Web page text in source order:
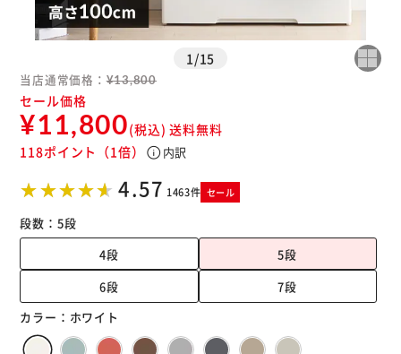
1 /15
当店通常価格：¥13,800
セール価格
¥11,800(税込) 送料無料
118ポイント （1倍） info内訳
4.57 1463件 セール
段数： 5段
4段
5段
6段
7段
カラー： ホワイト
カートに入れる 購入手続きへ